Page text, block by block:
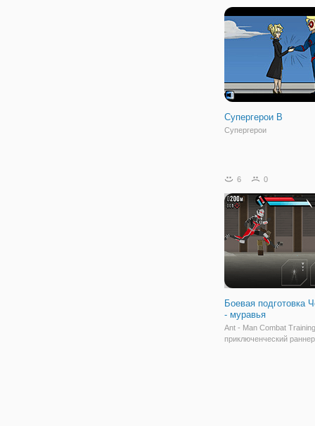
прежде чем огонь
исчезнет, поэтому
Супергерои B
Супергерои
6 0
Боевая подготовка
- муравья
Ant - Man Combat
приключенческий